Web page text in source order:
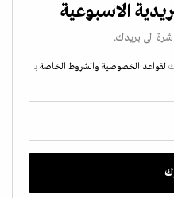
الاسبوعية
الى بريدك.
لقواعد الخصوصية والشروط الخاصة بـ